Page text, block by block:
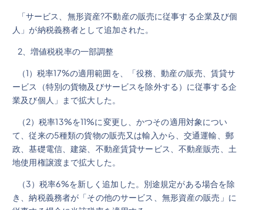
「サービス、無形資産?不動産の販売に従事する企業及び個
人」が納税義務者として追加された。
2、増値税税率の一部調整
（1）税率17%の適用範囲を、「役務、動産の販売、賃貸サ
ービス（特別の貨物及びサービスを除外する）に従事する企
業及び個人」まで拡大した。
（2）税率13%を11%に変更し、かつその適用対象につい
て、従来の5種類の貨物の販売又は輸入から、交通運輸、郵
政、基礎電信、建築、不動産賃貸サービス、不動産販売、土
地使用権譲渡まで拡大した。
（3）税率6%を新しく追加した。別途規定がある場合を除
き、納税義務者が「その他のサービス、無形資産の販売」に